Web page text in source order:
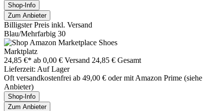
Shop-Info
Zum Anbieter
Billigster Preis inkl. Versand
Blau/Mehrfarbig 30
Marktplatz
24,85 €* ab 0,00 € Versand 24,85 € Gesamt
Lieferzeit: Auf Lager
Oft versandkostenfrei ab 49,00 € oder mit Amazon Prime (siehe
Anbieter)
Shop-Info
Zum Anbieter